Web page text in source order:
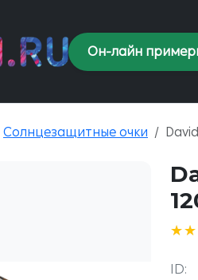
Он-лайн
Солнцезащитные очки
ID: